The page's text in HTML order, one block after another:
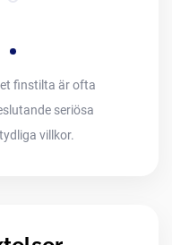
finstilta är ofta
seriösa
villkor.